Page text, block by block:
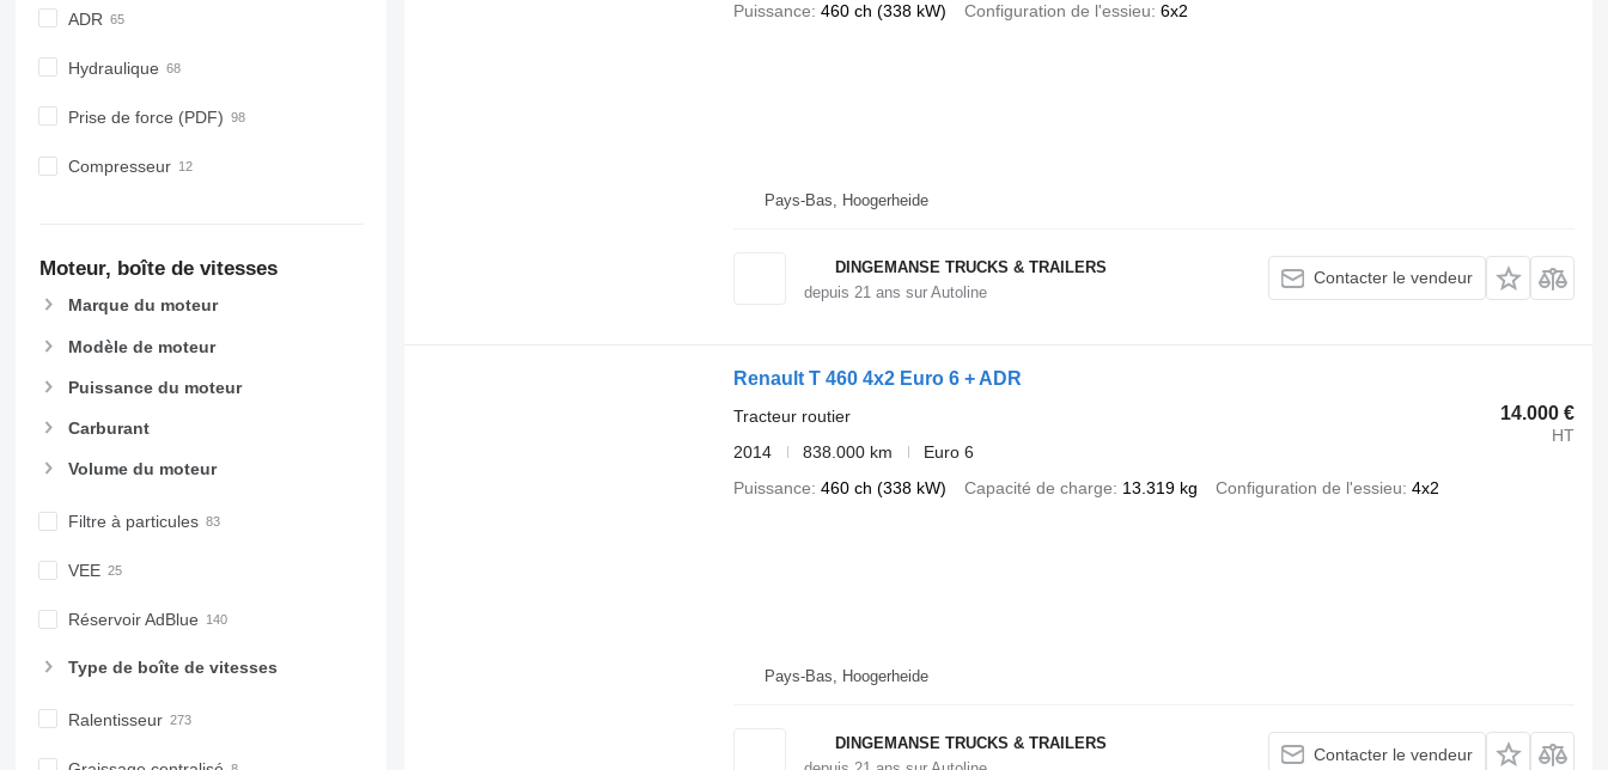
ADR
Hydraulique
Prise de force (PDF)
Compresseur
Moteur, boîte de vitesses
Marque du moteur
Modèle de moteur
Puissance du moteur
Carburant
Volume du moteur
Filtre à particules
VEE
Réservoir AdBlue
Type de boîte de vitesses
Ralentisseur
Puissance 460 ch (338 kW) Configuration de l'essieu 6x2
Pays-Bas, Hoogerheide
DINGEMANSE TRUCKS & TRAILERS
depuis 21 ans sur Autoline
Contacter le vendeur
Renault T 460 4x2 Euro 6 + ADR
14.000 €
HT
Tracteur routier
2014
838.000 km
Euro 6
Puissance 460 ch (338 kW) Capacité de charge 13.319 kg Configuration de l'essieu 4x2
Pays-Bas, Hoogerheide
DINGEMANSE TRUCKS & TRAILERS
Contacter le vendeur